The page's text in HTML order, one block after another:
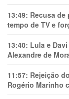
13:49: Recusa
tempo de TV e
13:40: Lula e
Alexandre de
11:57: Rejeição
Rogério Marinho